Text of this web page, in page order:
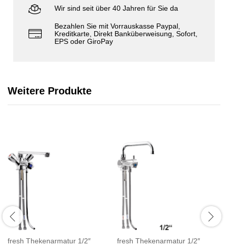
Wir sind seit über 40 Jahren für Sie da
Bezahlen Sie mit Vorrauskasse Paypal,
Kreditkarte, Direkt Banküberweisung, Sofort,
EPS oder GiroPay
Weitere Produkte
fresh Thekenarmatur 1/2″ fresh Thekenarmatur 1/2″